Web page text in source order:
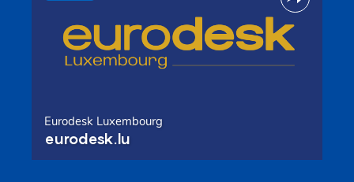
Eurodesk Luxembourg
eurodesk.lu